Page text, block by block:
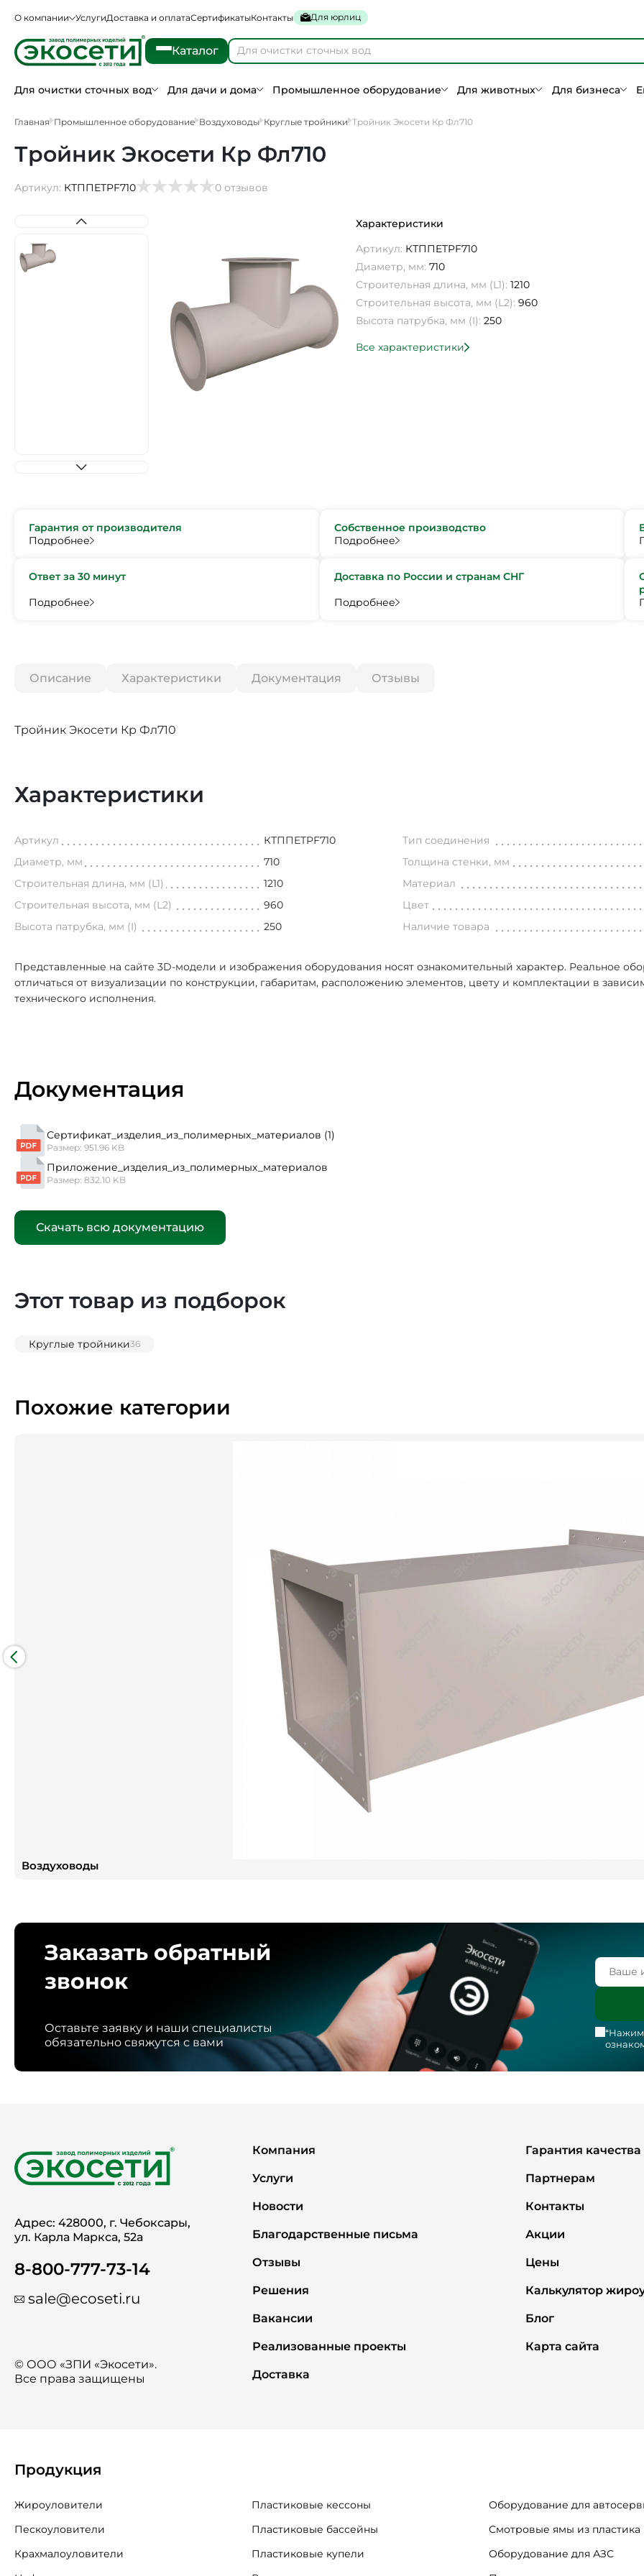
О компании УслугиДоставка и оплатаСертификатыКонтакты Для юрлиц
Каталог
Для очистки сточных вод Для дачи и дома Промышленное оборудование Для животных Для бизнеса
Главная Промышленное оборудование Воздуховоды Круглые тройники Тройник Экосети Кр Фл710
Тройник Экосети Кр Фл710
Артикул: КТППETPF710 0 отзывов
Характеристики
Артикул: КТППETPF710
Диаметр, мм: 710
Строительная длина, мм (L1): 1210
Строительная высота, мм (L2): 960
Высота патрубка, мм (I): 250
Все характеристики
Гарантия от производителя
Подробнее
Собственное производство
Подробнее
Ответ за 30 минут
Подробнее
Доставка по России и странам СНГ
Подробнее
Описание Характеристики Документация Отзывы
Тройник Экосети Кр Фл710
Характеристики
Артикул
КТППETPF710
Диаметр, мм
710
Строительная длина, мм (L1)
1210
Строительная высота, мм (L2)
960
Высота патрубка, мм (I)
250
Тип соединения
Толщина стенки, мм
Материал
Цвет
Наличие товара
Представленные на сайте 3D-модели и изображения оборудования носят ознакомительный характер. Реальное
отличаться от визуализации по конструкции, габаритам, расположению элементов, цвету и комплектации в
технического исполнения.
Документация
Сертификат_изделия_из_полимерных_материалов (1)
Размер: 951.96 KB
Приложение_изделия_из_полимерных_материалов
Размер: 832.10 KB
Скачать всю документацию
Этот товар из подборок
Круглые тройники36
Похожие категории
Воздуховоды
Заказать обратный
звонок
Оставьте заявку и наши специалисты
обязательно свяжутся с вами
Адрес: 428000, г. Чебоксары,
ул. Карла Маркса, 52а
8-800-777-73-14
sale@ecoseti.ru
© ООО «ЗПИ «Экосети».
Все права защищены
Компания
Услуги
Новости
Благодарственные письма
Отзывы
Решения
Вакансии
Реализованные проекты
Доставка
Гарантия качества
Партнерам
Контакты
Акции
Цены
Калькулятор
Блог
Карта сайта
Продукция
Жироуловители
Пескоуловители
Крахмалоуловители
Пластиковые кессоны
Пластиковые бассейны
Пластиковые купели
Оборудование для
Смотровые ямы из пластика
Оборудование для АЗС